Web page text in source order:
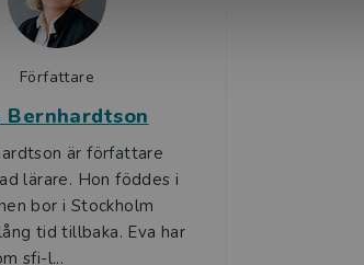
Författare
Bernhardtson
är författare
lärare. Hon föddes i
bor i Stockholm
tid tillbaka. Eva har
sfi-l...